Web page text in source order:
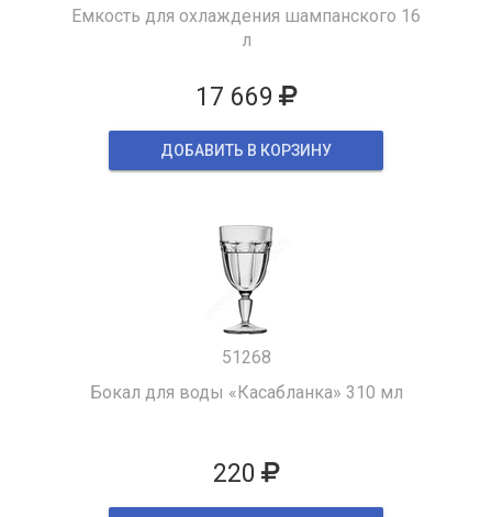
Емкость для охлаждения шампанского 16
л
17 669
ДОБАВИТЬ В КОРЗИНУ
51268
Бокал для воды «Касабланка» 310 мл
220